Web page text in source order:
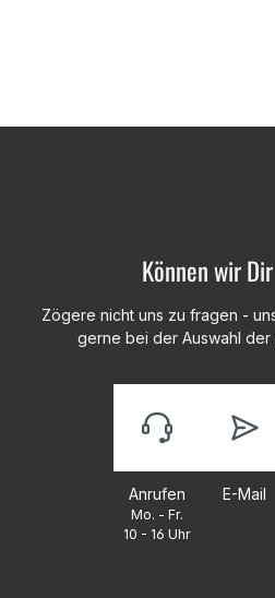
Können wir
Zögere nicht uns zu fragen -
gerne bei der Auswahl
Anrufen
Mo. - Fr.
10 - 16 Uhr
E-Mail